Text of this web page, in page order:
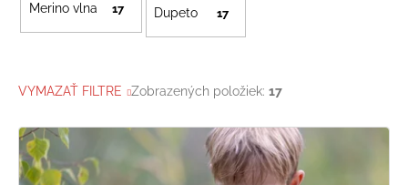
Dupeto 17
Merino vlna 17
VYMAZAŤ FILTRE Zobrazených položiek: 17
V
ý